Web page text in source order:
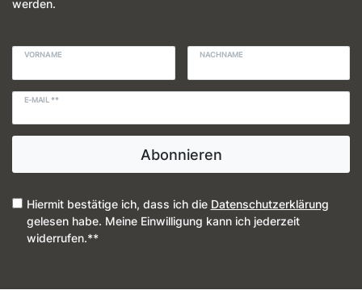
werden.
VORNAME NACHNAME
E-MAIL **
Abonnieren
Hiermit bestätige ich, dass ich die Daten­schutz­erklärung
gelesen habe. Meine Einwilligung kann ich jederzeit
widerrufen.**